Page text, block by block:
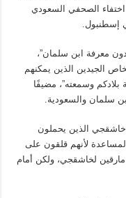
اختفاء الصحفي السعودي
إسطنبول.
معرفة ابن سلمان”،
الجيدين الذين يمكنهم
وسمعته”، مضيفًا
سلمان والسعودية.
خاشقجي الذين يحملون
المساعدة لأنهم قلقون على
لخاشقجي، ولكن أمام